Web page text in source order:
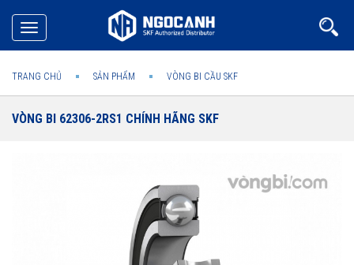
Toggle
navigation
TRANG CHỦ SẢN PHẨM VÒNG BI CẦU SKF
VÒNG BI 62306-2RS1 CHÍNH HÃNG SKF